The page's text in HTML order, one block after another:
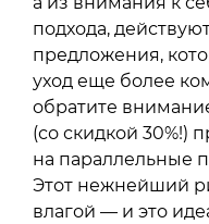
подхода,
предложения,
уход еще более
обратите
(со скидкой 30%!)
на параллельные
Этот нежнейший
влагой — и это